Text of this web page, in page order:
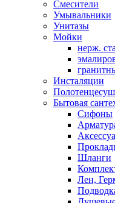
Смесители
Умывальники
Унитазы
Мойки
нерж.
Инсталяции
Бытовая
Сифоны
Шланги
Лен,